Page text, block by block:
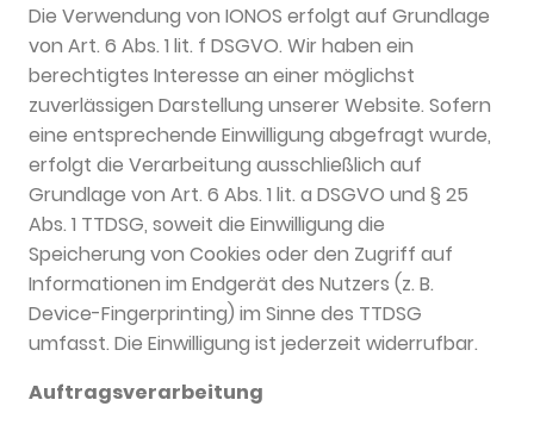
Die Verwendung von IONOS erfolgt auf Grundlage
von Art. 6 Abs. 1 lit. f DSGVO. Wir haben ein
berechtigtes Interesse an einer möglichst
zuverlässigen Darstellung unserer Website. Sofern
eine entsprechende Einwilligung abgefragt wurde,
erfolgt die Verarbeitung ausschließlich auf
Grundlage von Art. 6 Abs. 1 lit. a DSGVO und § 25
Abs. 1 TTDSG, soweit die Einwilligung die
Speicherung von Cookies oder den Zugriff auf
Informationen im Endgerät des Nutzers (z. B.
Device-Fingerprinting) im Sinne des TTDSG
umfasst. Die Einwilligung ist jederzeit widerrufbar.
Auftragsverarbeitung